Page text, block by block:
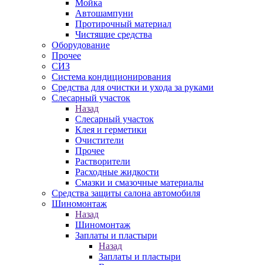
Мойка
Автошампуни
Протирочный материал
Чистящие средства
Оборудование
Прочее
СИЗ
Система кондиционирования
Средства для очистки и ухода за руками
Слесарный участок
Назад
Слесарный участок
Клея и герметики
Очистители
Прочее
Растворители
Расходные жидкости
Смазки и смазочные материалы
Средства защиты салона автомобиля
Шиномонтаж
Назад
Шиномонтаж
Заплаты и пластыри
Назад
Заплаты и пластыри